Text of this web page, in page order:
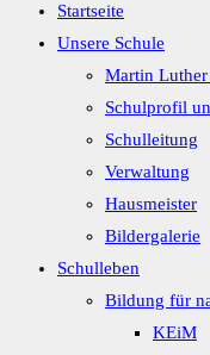
Startseite
Unsere Schule
Martin
Schulprofil
Schulleitung
Verwaltung
Hausmeister
Bildergalerie
Schulleben
Bildung für
KEiM